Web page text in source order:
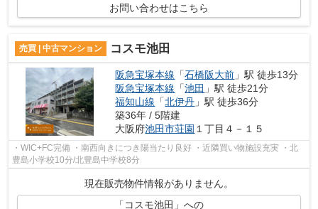
お問い合わせはこちら
売買 | 中古マンション コスモ池田
阪急宝塚本線 「石橋阪大前 」駅 徒歩13分
阪急宝塚本線 「池田 」駅 徒歩21分
福知山線 「北伊丹 」駅 徒歩36分
築36年 / 5階建
大阪府池田市荘園 １丁目４－１５
・WIC+FC完備 ・南西向きにつき陽当たり良好 ・近隣買い物施設充実 ・北
豊島小学校10分/北豊島中学校8分
現在販売物件情報がありません。
「コスモ池田」への